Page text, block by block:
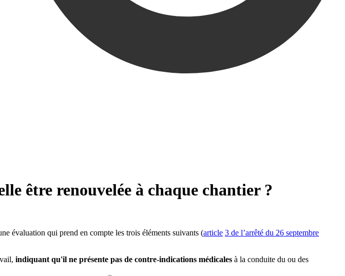
être renouvelée à chaque chantier ?
évaluation qui prend en compte les trois éléments suivants (article 3 de l’arrêté du 26 septembre
indiquant qu'il ne présente pas de contre-indications médicales à la conduite du ou des